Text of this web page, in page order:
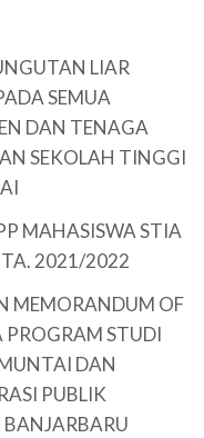
LIAR
SEMUA
DAN TENAGA
SEKOLAH TINGGI
MAHASISWA STIA
TA. 2021/2022
MEMORANDUM OF
STUDI
DAN
PUBLIK